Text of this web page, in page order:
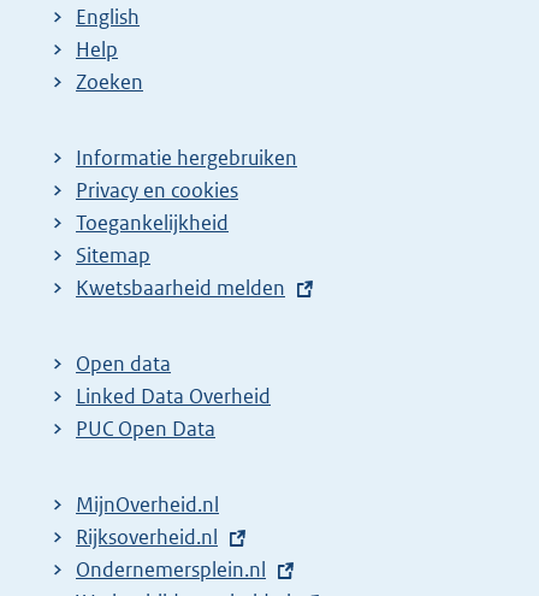
English
Help
Zoeken
Informatie hergebruiken
Privacy en cookies
Toegankelijkheid
Sitemap
E
t
e
r
l
i
n
Kwetsbaarheid melden
Open data
Linked Data Overheid
PUC Open Data
MijnOverheid.nl
E
x
Rijksoverheid.nl
E
Ondernemersplein.nl